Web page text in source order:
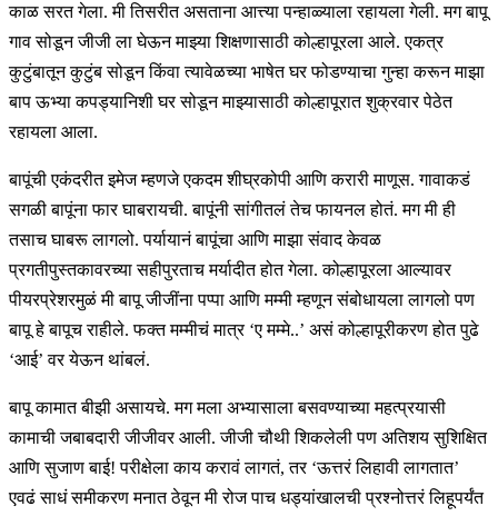
काळ सरत गेला. मी तिसरीत असताना आत्त्या पन्हाळ्याला रहायला गेली. मग बापू
गाव सोडून जीजी ला घेऊन माझ्या शिक्षणासाठी कोल्हापूरला आले. एकत्र
कुटुंबातून कुटुंब सोडून किंवा त्यावेळच्या भाषेत घर फोडण्याचा गुन्हा करून माझा
बाप ऊभ्या कपड्यानिशी घर सोडून माझ्यासाठी कोल्हापूरात शुक्रवार पेठेत
रहायला आला.
बापूंची एकंदरीत इमेज म्हणजे एकदम शीघ्रकोपी आणि करारी माणूस. गावाकडं
सगळी बापूंना फार घाबरायची. बापूंनी सांगीतलं तेच फायनल होतं. मग मी ही
तसाच घाबरू लागलो. पर्यायानं बापूंचा आणि माझा संवाद केवळ
प्रगतीपुस्तकावरच्या सहीपुरताच मर्यादीत होत गेला. कोल्हापूरला आल्यावर
पीयरप्रेशरमुळं मी बापू जीजींना पप्पा आणि मम्मी म्हणून संबोधायला लागलो पण
बापू हे बापूच राहीले. फक्त मम्मीचं मात्र ‘ए मम्मे..’ असं कोल्हापूरीकरण होत पुढे
‘आई’ वर येऊन थांबलं.
बापू कामात बीझी असायचे. मग मला अभ्यासाला बसवण्याच्या महत्प्रयासी
कामाची जबाबदारी जीजीवर आली. जीजी चौथी शिकलेली पण अतिशय सुशिक्षित
आणि सुजाण बाई! परीक्षेला काय करावं लागतं, तर ‘ऊत्तरं लिहावी लागतात’
एवढं साधं समीकरण मनात ठेवून मी रोज पाच धड्यांखालची प्रश्नोत्तरं लिहूपर्यंत